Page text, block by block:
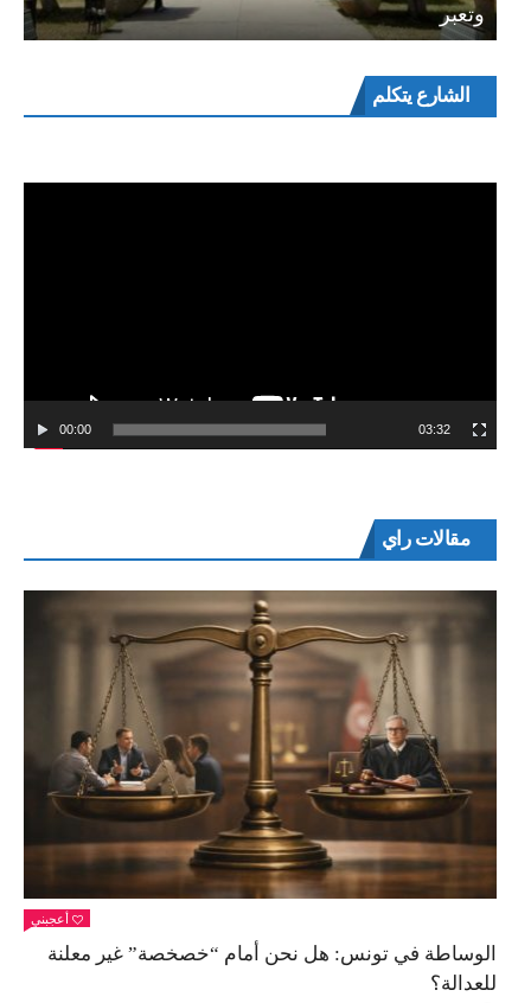
وتعبر
الشارع يتكلممشغل
00:00 03:32
مقالات راي
أعجبني
الوساطة في تونس: هل نحن أمام “خصخصة” غير معلنة
للعدالة؟